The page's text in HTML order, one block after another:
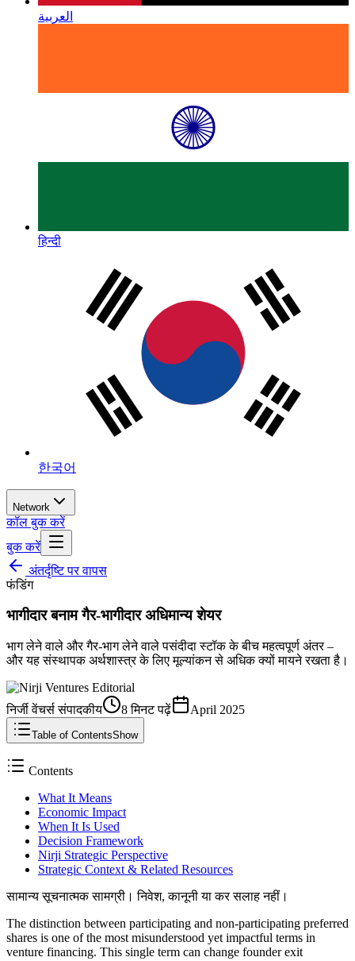
العربية
हिन्दी
한국어
Network
कॉल बुक करें
बुक करें
अंतर्दृष्टि पर वापस
फंडिंग
भागीदार बनाम गैर-भागीदार अधिमान्य शेयर
भाग लेने वाले और गैर-भाग लेने वाले पसंदीदा स्टॉक के बीच महत्वपूर्ण अंतर –
और यह संस्थापक अर्थशास्त्र के लिए मूल्यांकन से अधिक क्यों मायने रखता है।
निर्जी वेंचर्स संपादकीय 8 मिनट पढ़ें April 2025
Table of ContentsShow
Contents
What It Means
Economic Impact
When It Is Used
Decision Framework
Nirji Strategic Perspective
Strategic Context & Related Resources
सामान्य सूचनात्मक सामग्री। निवेश, कानूनी या कर सलाह नहीं।
The distinction between participating and non-participating preferred
shares is one of the most misunderstood yet impactful terms in
venture financing. This single term can change founder exit